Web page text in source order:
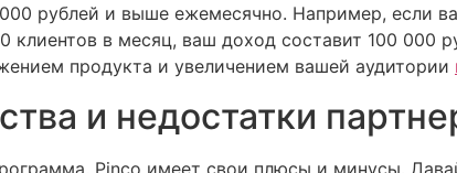
рублей и выше ежемесячно. Например, если
клиентов в месяц, ваш доход составит 100 000
продукта и увеличением вашей аудитории
и недостатки
Pinco имеет свои плюсы и минусы.